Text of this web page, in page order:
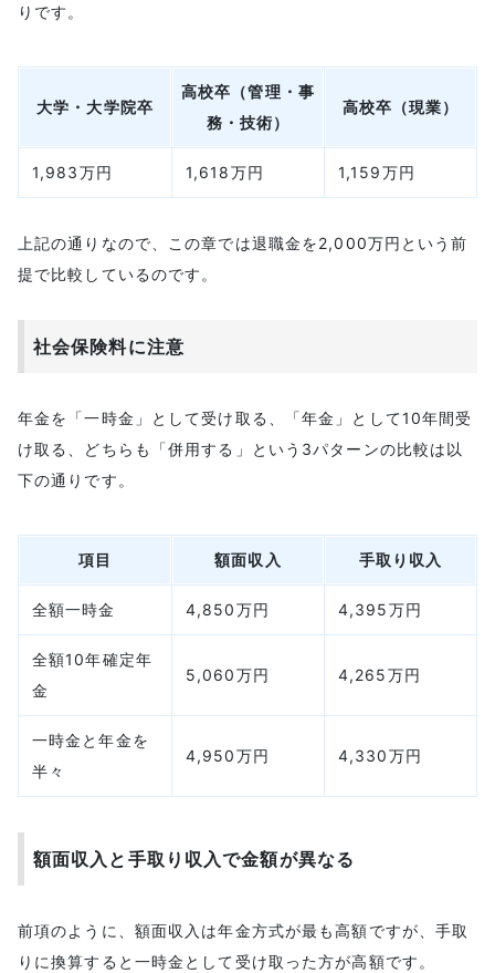
りです。
大学・大学院卒
高校卒（管理・事
務・技術）
高校卒（現業）
1,983万円 1,618万円 1,159万円
上記の通りなので、この章では退職金を2,000万円という前
提で比較しているのです。
社会保険料に注意
年金を「一時金」として受け取る、「年金」として10年間受
け取る、どちらも「併用する」という3パターンの比較は以
下の通りです。
項目 額面収入 手取り収入
全額一時金 4,850万円 4,395万円
全額10年確定年
金
5,060万円 4,265万円
一時金と年金を
半々
4,950万円 4,330万円
額面収入と手取り収入で金額が異なる
前項のように、額面収入は年金方式が最も高額ですが、手取
りに換算すると一時金として受け取った方が高額です。